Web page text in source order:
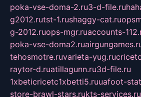
poka-vse-doma-2.ru3-d-file.ru
g2012.rutst-1.rushaggy-cat.ru
g-2012.ruops-mgr.ruaccounts-
poka-vse-doma2.ru
tehosmotre.ruvarieta-yug.ru
raytor-d.ruatillagunn.ru3d-file.ru
1xbeticricetc1xbetti5.ruuafoot-
store-brawl-stars.rukts-services.ru